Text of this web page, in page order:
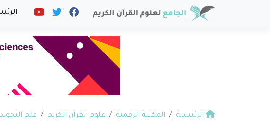
الرئيسية المكتبة الرقمية علوم القرآن الكريم علم التجويد